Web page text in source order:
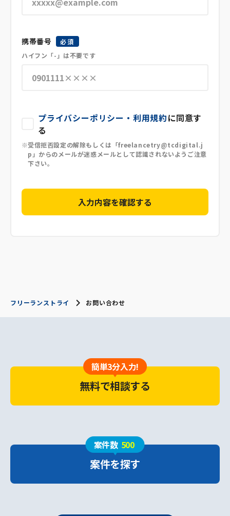
携帯番号
必須
ハイフン「-」は不要です
プライバシーポリシー・利用規約に同意す
る
受信拒否設定の解除もしくは「freelancetry@tcdigital.j
p」からのメールが迷惑メールとして認識されないようご注意
下さい。
フリーランストライ お問い合わせ
簡単3分入力!
無料で相談する
案件数 500
案件を探す